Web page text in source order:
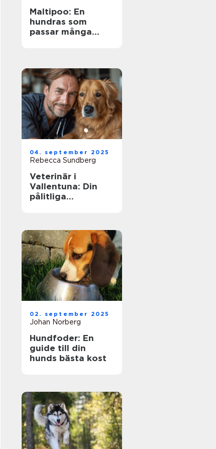
Maltipoo: En
hundras som
passar många
04. september 2025
Rebecca Sundberg
Veterinär i
Vallentuna: Din
pålitliga
02. september 2025
Johan Norberg
Hundfoder: En
guide till din
hunds bästa kost